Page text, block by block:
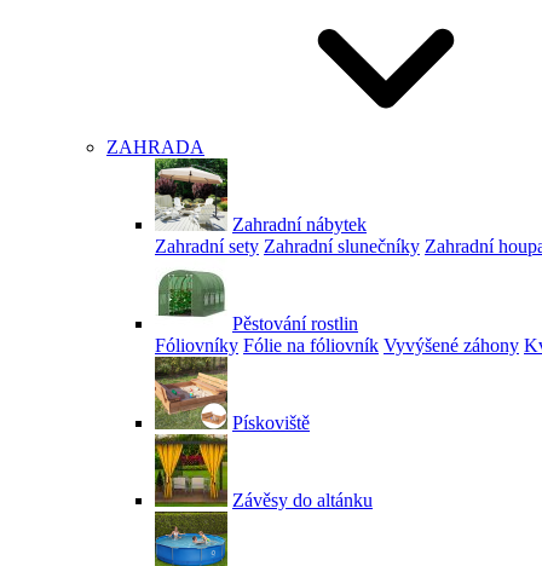
ZAHRADA
Zahradní nábytek
Zahradní sety Zahradní slunečníky Zahradní
Pěstování rostlin
Fóliovníky Fólie na fóliovník Vyvýšené záhony
Pískoviště
Závěsy do altánku